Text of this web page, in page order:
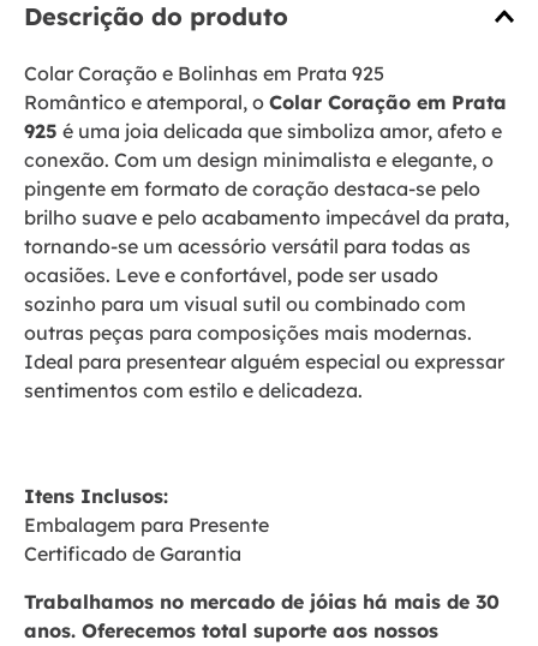
Descrição do produto
Colar Coração e Bolinhas em Prata 925
Romântico e atemporal, o Colar Coração em Prata
925 é uma joia delicada que simboliza amor, afeto e
conexão. Com um design minimalista e elegante, o
pingente em formato de coração destaca-se pelo
brilho suave e pelo acabamento impecável da prata,
tornando-se um acessório versátil para todas as
ocasiões. Leve e confortável, pode ser usado
sozinho para um visual sutil ou combinado com
outras peças para composições mais modernas.
Ideal para presentear alguém especial ou expressar
sentimentos com estilo e delicadeza.
Itens Inclusos:
Embalagem para Presente
Certificado de Garantia
Trabalhamos no mercado de jóias há mais de 30
anos. Oferecemos total suporte aos nossos